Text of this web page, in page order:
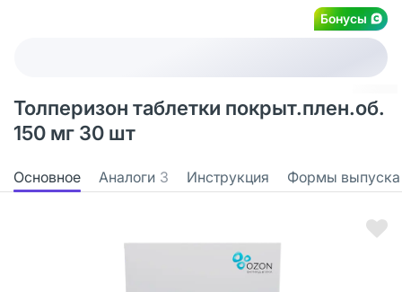
Бонусы
Толперизон таблетки покрыт.плен.об.
150 мг 30 шт
Основное Аналоги 3 Инструкция Формы выпуска